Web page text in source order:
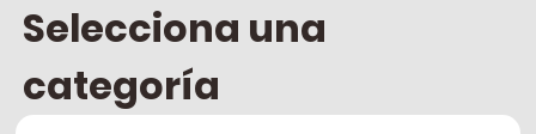
Selecciona una
categoría